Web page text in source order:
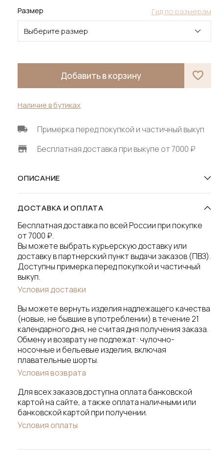
Гид по размерам
Размер
Выберите размер
Добавить в корзину
Наличие в бутиках
Примерка перед покупкой и частичный выкуп
Бесплатная доставка при выкупе от 7000 ₽
ОПИСАНИЕ
ДОСТАВКА И ОПЛАТА
Бесплатная доставка по всей России при покупке
от 7000 ₽.
Вы можете выбрать курьерскую доставку или
доставку в партнерский пункт выдачи заказов (ПВЗ).
Доступны примерка перед покупкой и частичный
выкуп.
Условия доставки
Вы можете вернуть изделия надлежащего качества
(новые, не бывшие в употреблении) в течение 21
календарного дня, не считая дня получения заказа.
Обмену и возврату не подлежат: чулочно-
носочные и бельевые изделия, включая
плавательные шорты.
Условия возврата
Для всех заказов доступна оплата банковской
картой на сайте, а также оплата наличными или
банковской картой при получении.
Условия оплаты